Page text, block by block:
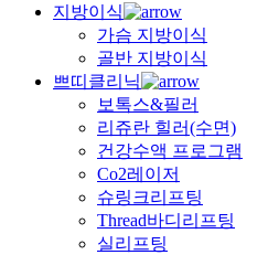
지방이식
가슴 지방이식
골반 지방이식
쁘띠클리닉
보톡스&필러
리쥬란 힐러(수면)
건강수액 프로그램
Co2레이저
슈링크리프팅
Thread바디리프팅
실리프팅